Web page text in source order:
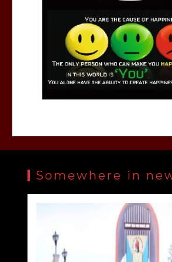
Somewhere in